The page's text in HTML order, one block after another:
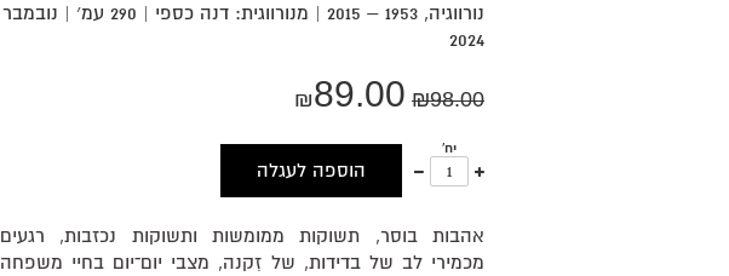
נורווגיה, 1953 – 2015 | מנורווגית: דנה כספי | 290 עמ׳ | נובמבר
2024
₪98.00
₪89.00
יח'
עוד
אחד
הוספה לעגלה
אהבות בוסר, תשוקות ממומשות ותשוקות נכזבות, רגעים
מכמירי לב של בדידות, של זִקנה, מצבי יום־יום בחיי משפחה